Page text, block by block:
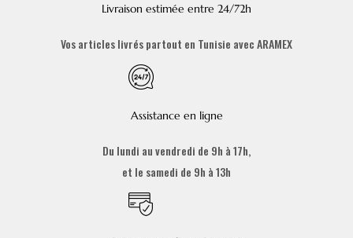
Livraison estimée entre 24/72h
Vos articles livrés partout en Tunisie avec ARAMEX
Assistance en ligne
Du lundi au vendredi de 9h à 17h,
et le samedi de 9h à 13h